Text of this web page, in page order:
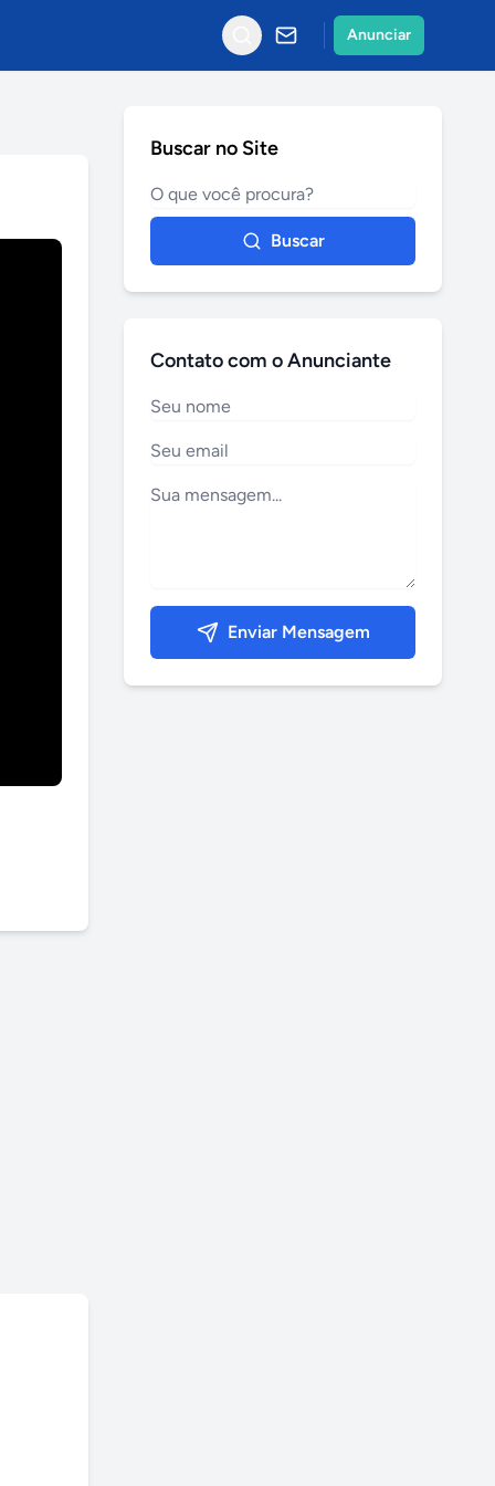
Anunciar
Buscar no Site
Buscar
Contato com o Anunciante
Enviar Mensagem